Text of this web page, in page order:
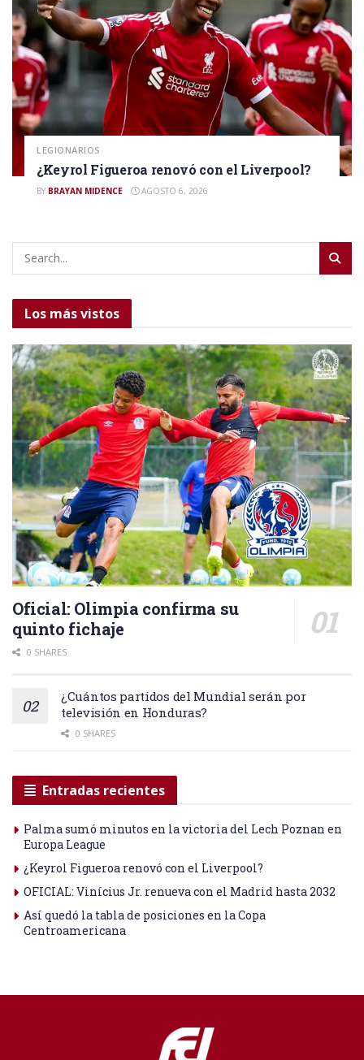
LEGIONARIOS
¿Keyrol Figueroa renovó con el Liverpool?
BY BRAYAN MIDENCE AGOSTO 6, 2026
Los más vistos
Oficial: Olimpia confirma su
quinto fichaje
0 SHARES
¿Cuántos partidos del Mundial serán por
televisión en Honduras?
0 SHARES
Entradas recientes
Palma sumó minutos en la victoria del Lech Poznan en
Europa League
¿Keyrol Figueroa renovó con el Liverpool?
OFICIAL: Vinícius Jr. renueva con el Madrid hasta 2032
Así quedó la tabla de posiciones en la Copa
Centroamericana